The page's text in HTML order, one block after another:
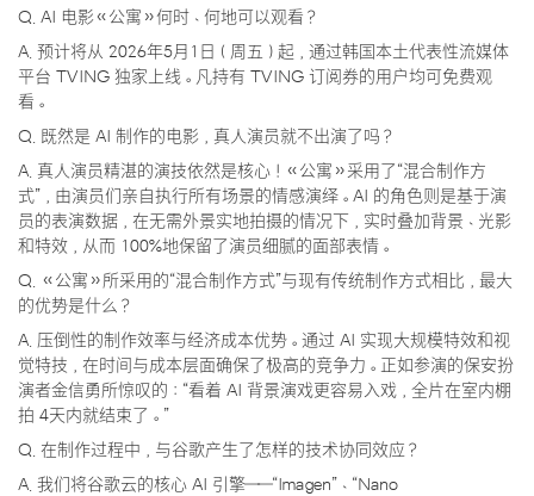
Q. AI 电影《公寓》何时、何地可以观看？
A. 预计将从 2026年5月1日（周五）起，通过韩国本土代表性流媒体
平台 TVING 独家上线。凡持有 TVING 订阅券的用户均可免费观
看。
Q. 既然是 AI 制作的电影，真人演员就不出演了吗？
A. 真人演员精湛的演技依然是核心！《公寓》采用了“混合制作方
式”，由演员们亲自执行所有场景的情感演绎。AI 的角色则是基于演
员的表演数据，在无需外景实地拍摄的情况下，实时叠加背景、光影
和特效，从而 100%地保留了演员细腻的面部表情。
Q. 《公寓》所采用的“混合制作方式”与现有传统制作方式相比，最大
的优势是什么？
A. 压倒性的制作效率与经济成本优势。通过 AI 实现大规模特效和视
觉特技，在时间与成本层面确保了极高的竞争力。正如参演的保安扮
演者金信勇所惊叹的：“看着 AI 背景演戏更容易入戏，全片在室内棚
拍 4天内就结束了。”
Q. 在制作过程中，与谷歌产生了怎样的技术协同效应？
A. 我们将谷歌云的核心 AI 引擎——“Imagen”、“Nano